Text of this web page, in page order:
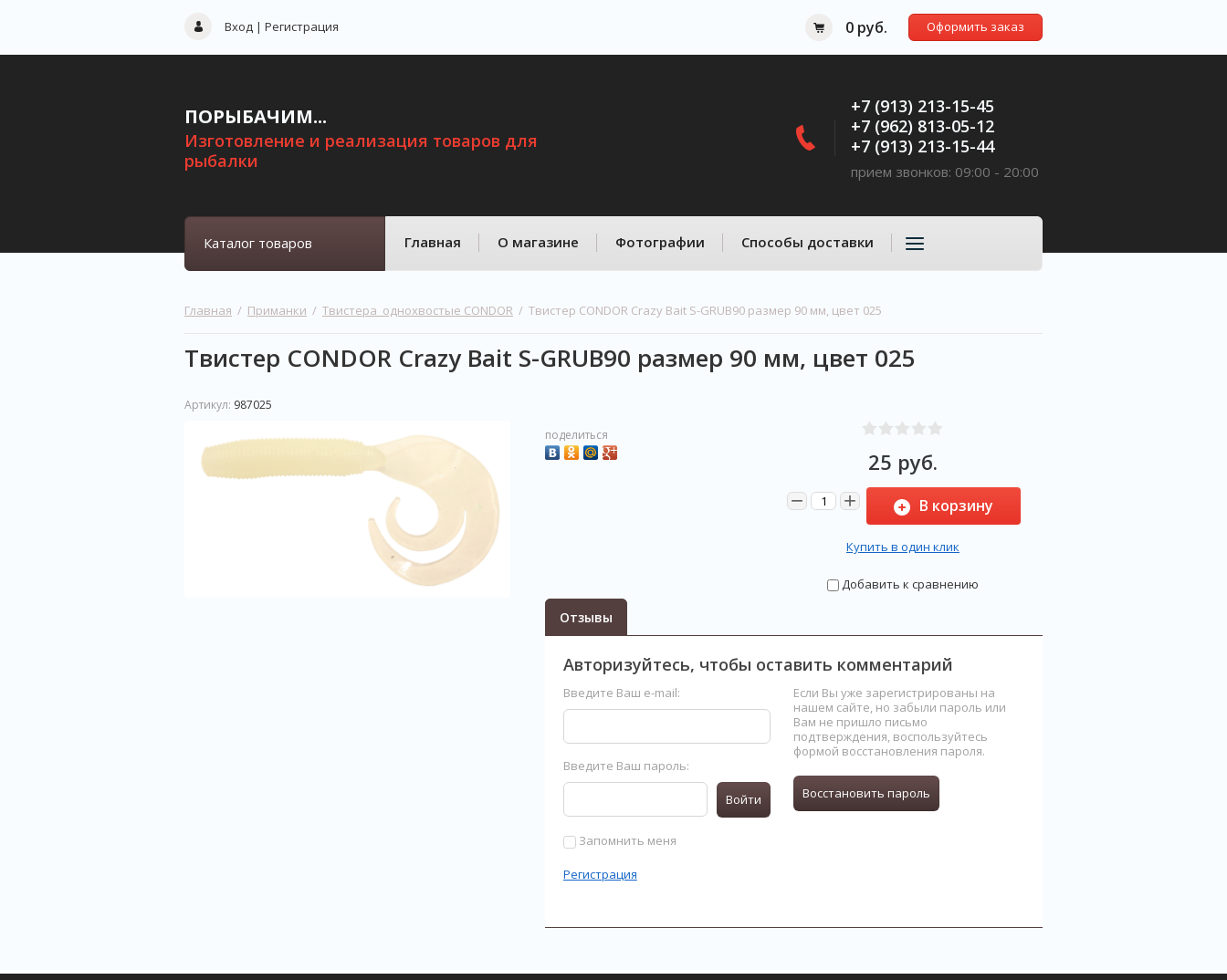
Вход | Регистрация 0 руб. Оформить заказ
ПОРЫБАЧИМ...
Изготовление и реализация товаров для
рыбалки
+7 (913) 213-15-45
+7 (962) 813-05-12
+7 (913) 213-15-44
прием звонков: 09:00 - 20:00
Каталог товаров Главная О магазине Фотографии Способы доставки
Главная
  /
Приманки
  /
Твистера  однохвостые CONDOR
  /  Твистер CONDOR Crazy Bait S-GRUB90 размер 90 мм, цвет 025
Твистер CONDOR Crazy Bait S-GRUB90 размер 90 мм, цвет 025
Артикул: 987025
25 руб.
− + В корзину
Купить в один клик
Добавить к сравнению
поделиться
Отзывы
Авторизуйтесь, чтобы оставить комментарий
Введите Ваш e-mail:
Введите Ваш пароль:
Войти
Запомнить меня
Регистрация
Если Вы уже зарегистрированы на
нашем сайте, но забыли пароль или
Вам не пришло письмо
подтверждения, воспользуйтесь
формой восстановления пароля.
Восстановить пароль